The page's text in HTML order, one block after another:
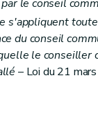
l'équilibre
le conseil
s'appliquent
du conseil
le conseiller
– Loi du 21